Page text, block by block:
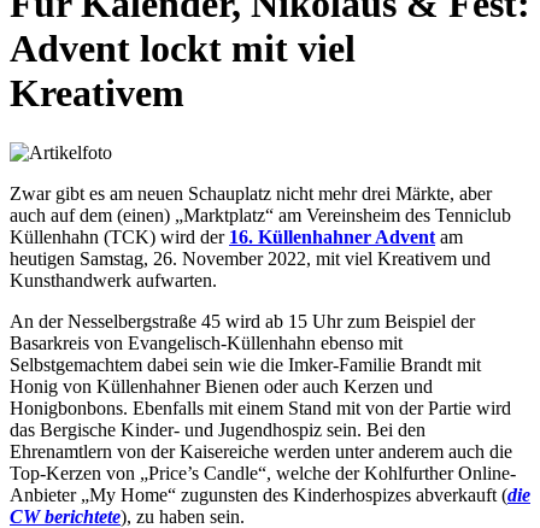
Advent lockt mit viel
Kreativem
Zwar gibt es am neuen Schauplatz nicht mehr drei Märkte, aber
auch auf dem (einen) „Marktplatz“ am Vereinsheim des Tenniclub
Küllenhahn (TCK) wird der 16. Küllenhahner Advent am
heutigen Samstag, 26. November 2022, mit viel Kreativem und
Kunsthandwerk aufwarten.
An der Nesselbergstraße 45 wird ab 15 Uhr zum Beispiel der
Basarkreis von Evangelisch-Küllenhahn ebenso mit
Selbstgemachtem dabei sein wie die Imker-Familie Brandt mit
Honig von Küllenhahner Bienen oder auch Kerzen und
Honigbonbons. Ebenfalls mit einem Stand mit von der Partie wird
das Bergische Kinder- und Jugendhospiz sein. Bei den
Ehrenamtlern von der Kaisereiche werden unter anderem auch die
Top-Kerzen von „Price’s Candle“, welche der Kohlfurther Online-
Anbieter „My Home“ zugunsten des Kinderhospizes abverkauft (die
CW berichtete), zu haben sein.